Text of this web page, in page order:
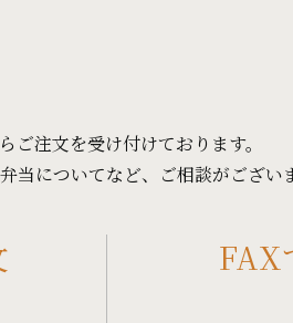
ご注文を受け付けております。
当についてなど、ご相談がござい
FAX